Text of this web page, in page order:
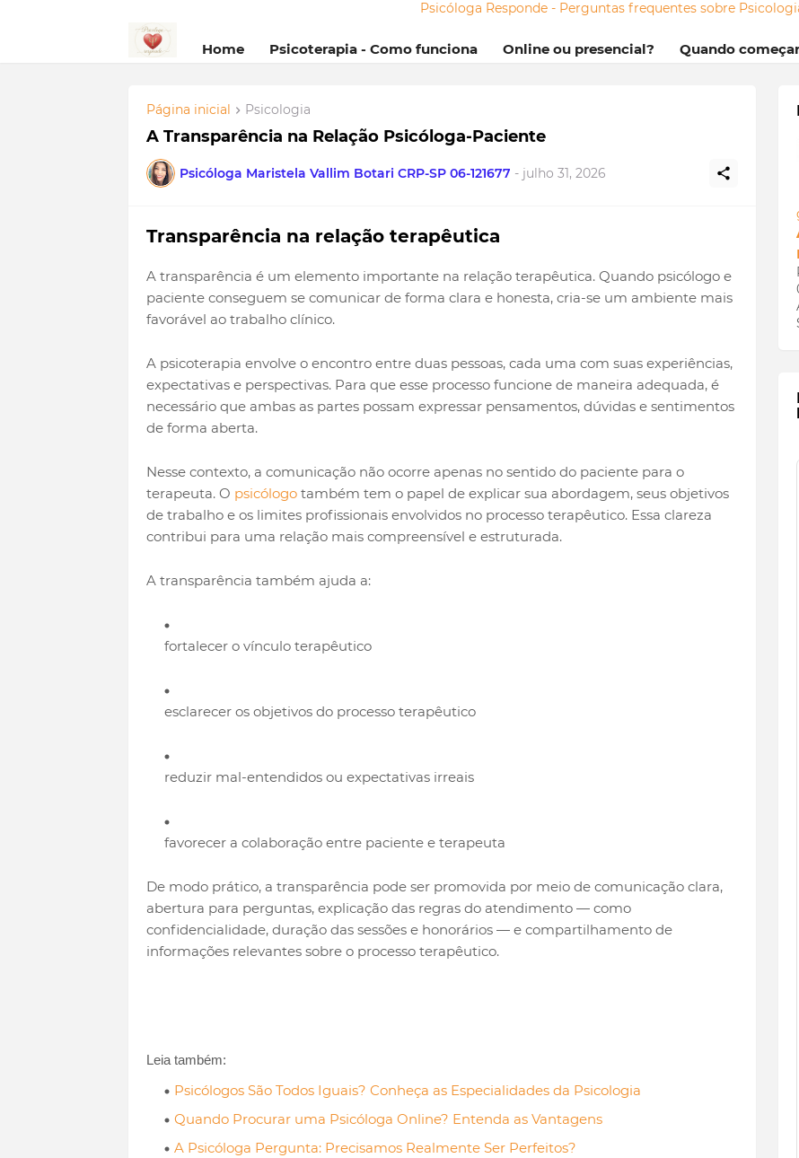
Psicóloga Responde - Perguntas frequentes sobre
Home Psicoterapia - Como funciona Online ou presencial? Quando
Página inicial Psicologia
A Transparência na Relação Psicóloga-Paciente
Psicóloga Maristela Vallim Botari CRP-SP 06-121677 - julho 31, 2026
Transparência na relação terapêutica
A transparência é um elemento importante na relação terapêutica. Quando psicólogo e
paciente conseguem se comunicar de forma clara e honesta, cria-se um ambiente mais
favorável ao trabalho clínico.
A psicoterapia envolve o encontro entre duas pessoas, cada uma com suas experiências,
expectativas e perspectivas. Para que esse processo funcione de maneira adequada, é
necessário que ambas as partes possam expressar pensamentos, dúvidas e sentimentos
de forma aberta.
Nesse contexto, a comunicação não ocorre apenas no sentido do paciente para o
terapeuta. O psicólogo também tem o papel de explicar sua abordagem, seus objetivos
de trabalho e os limites profissionais envolvidos no processo terapêutico. Essa clareza
contribui para uma relação mais compreensível e estruturada.
A transparência também ajuda a:
fortalecer o vínculo terapêutico
esclarecer os objetivos do processo terapêutico
reduzir mal-entendidos ou expectativas irreais
favorecer a colaboração entre paciente e terapeuta
De modo prático, a transparência pode ser promovida por meio de comunicação clara,
abertura para perguntas, explicação das regras do atendimento — como
confidencialidade, duração das sessões e honorários — e compartilhamento de
informações relevantes sobre o processo terapêutico.
Leia também:
Psicólogos São Todos Iguais? Conheça as Especialidades da Psicologia
Quando Procurar uma Psicóloga Online? Entenda as Vantagens
A Psicóloga Pergunta: Precisamos Realmente Ser Perfeitos?